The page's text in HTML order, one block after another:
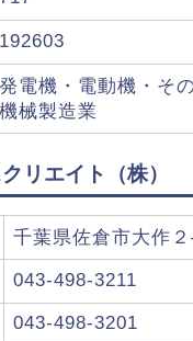
192603
発電機・電動機・そ
機械製造業
リエイト（株）
千葉県佐倉市大作
043-498-3211
043-498-3201